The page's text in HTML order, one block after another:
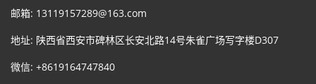
邮箱: 13119157289@163.com
地址: 陕西省西安市碑林区长安北路14号朱雀广场写字楼D307
微信: +8619164747840